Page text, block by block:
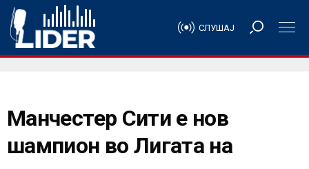
СЛУШАЈ
Манчестер Сити е нов
шампион во Лигата на